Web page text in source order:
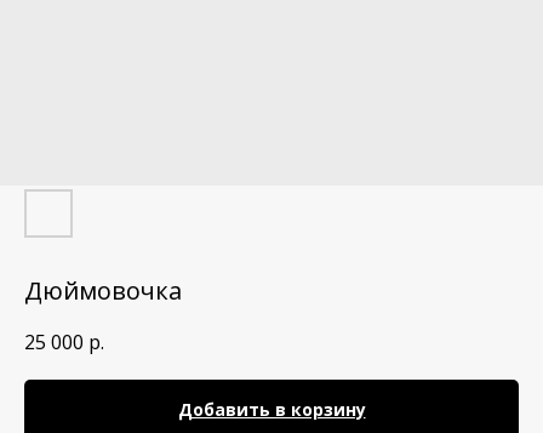
Дюймовочка
25 000 р.
Добавить в корзину